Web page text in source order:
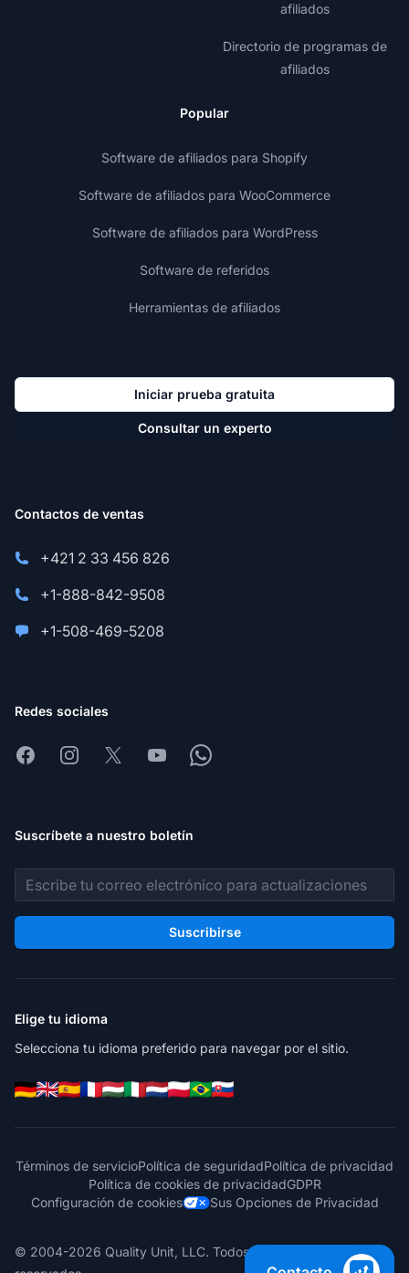
afiliados
Directorio de programas de
afiliados
Popular
Software de afiliados para Shopify
Software de afiliados para WooCommerce
Software de afiliados para WordPress
Software de referidos
Herramientas de afiliados
Iniciar prueba gratuita
Consultar un experto
Contactos de ventas
+421 2 33 456 826
+1-888-842-9508
+1-508-469-5208
Redes sociales
FacebookInstagram
X YoutubeWhatsapp
Suscríbete a nuestro boletín
Dirección de correo electrónico
Suscribirse
Elige tu idioma
Selecciona tu idioma preferido para navegar por el sitio.
Términos de servicioPolítica de seguridadPolítica de privacidad
Política de cookies de privacidadGDPR
Configuración de cookies
Sus Opciones de Privacidad
© 2004-2026 Quality Unit, LLC. Todos los derechos